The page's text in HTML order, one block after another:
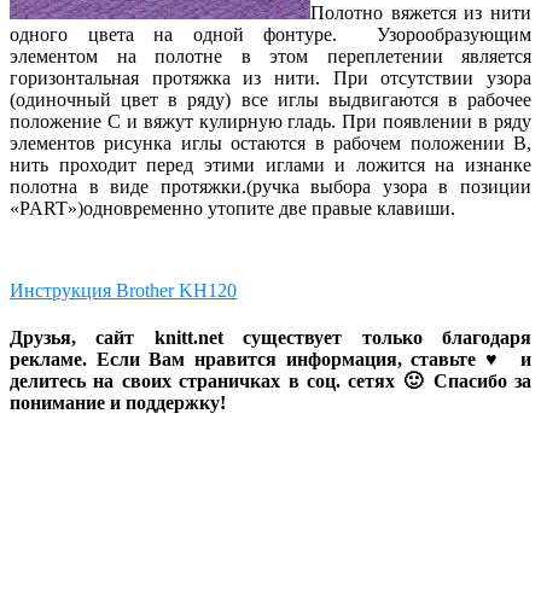
Полотно вяжется из нити
одного цвета на одной фонтуре. Узорообразующим
элементом на полотне в этом переплетении является
горизонтальная протяжка из нити. При отсутствии узора
(одиночный цвет в ряду) все иглы выдвигаются в рабочее
положение С и вяжут кулирную гладь. При появлении в ряду
элементов рисунка иглы остаются в рабочем положении В,
нить проходит перед этими иглами и ложится на изнанке
полотна в виде протяжки.(ручка выбора узора в позиции
«PART»)одновременно утопите две правые клавиши.
Инструкция Brother KH120
Друзья, сайт knitt.net существует только благодаря
рекламе. Если Вам нравится информация, ставьте ♥ и
делитесь на своих страничках в соц. сетях 🙂 Спасибо за
понимание и поддержку!